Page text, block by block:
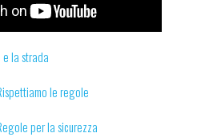
e la strada
le regole
per la sicurezza